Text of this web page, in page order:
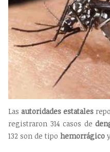
Las autoridades estatales
registraron 314 casos de
132 son de tipo hemorrágico